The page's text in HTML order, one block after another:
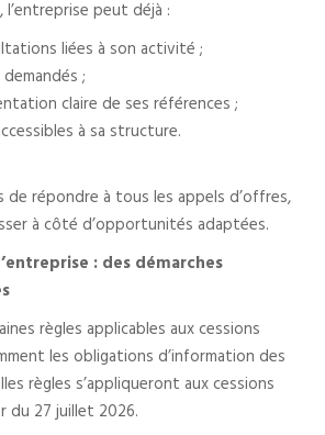
peut déjà :
liées à son activité ;
;
claire de ses références ;
à sa structure.
de répondre à tous les appels d’offres,
à côté d’opportunités adaptées.
: des démarches
règles applicables aux cessions
les obligations d’information des
règles s’appliqueront aux cessions
du 27 juillet 2026.